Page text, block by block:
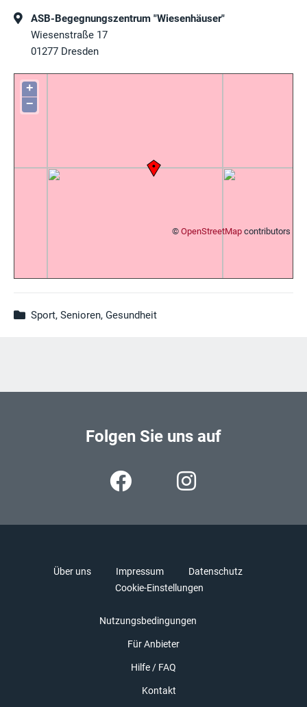
ASB-Begegnungszentrum "Wiesenhäuser"
Wiesenstraße 17
01277 Dresden
+
−
© OpenStreetMap contributors
Sport, Senioren, Gesundheit
Folgen Sie uns auf
Über uns Impressum
Datenschutz
Cookie-Einstellungen
Nutzungsbedingungen
Für Anbieter
Hilfe / FAQ
Kontakt